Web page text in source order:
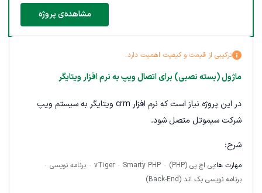
مشاهده‌ی پروژه
ترکیبی از قیمت و کیفیت اهمیت دارد.
ماژول (بسته نصبی) برای اتصال ویپ به نرم افزار ویتایگر
در این پروژه نیاز است که نرم افزار crm ویتایگر به سیستم ویپ
شرکت سیموتل متصل شود.
شرح:
اتصال باید از طریق یک لینک api در crm جهت دریافت
درخواست ها از سمت شرکت سیموتل، انجام گردد.
مهارت ها:پی اچ پی (PHP) Smarty PHP
vTiger
برنامه نویسی
برنامه نویسی بک اند (Back-End)